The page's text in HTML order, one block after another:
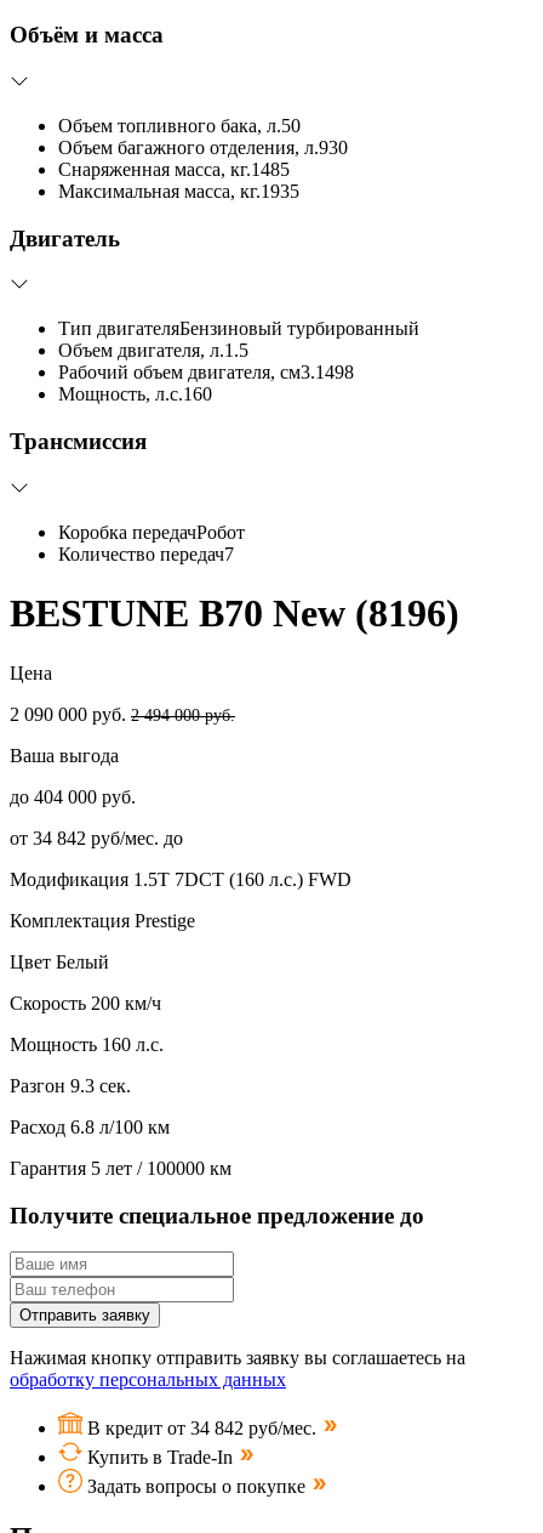
Объём и масса
Объем топливного бака, л.50
Объем багажного отделения, л.930
Снаряженная масса, кг.1485
Максимальная масса, кг.1935
Двигатель
Тип двигателяБензиновый турбированный
Объем двигателя, л.1.5
Рабочий объем двигателя, см3.1498
Мощность, л.с.160
Трансмиссия
Коробка передачРобот
Количество передач7
BESTUNE B70 New (8196)
Цена
2 090 000 руб. 2 494 000 руб.
Ваша выгода
до 404 000 руб.
от 34 842 руб/мес. до
Модификация 1.5T 7DCT (160 л.с.) FWD
Комплектация Prestige
Цвет Белый
Скорость 200 км/ч
Мощность 160 л.с.
Разгон 9.3 сек.
Расход 6.8 л/100 км
Гарантия 5 лет / 100000 км
Получите специальное предложение до
Отправить заявку
Нажимая кнопку отправить заявку вы соглашаетесь на
обработку персональных данных
В кредит от 34 842 руб/мес.
Купить в Trade-In
Задать вопросы о покупке